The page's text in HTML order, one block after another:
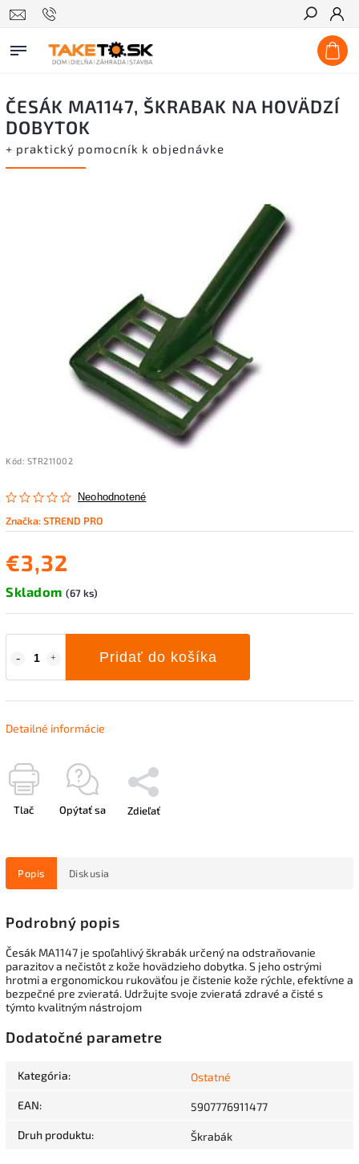
Hľadať
ČESÁK MA1147, ŠKRABAK NA HOVÄDZÍ
DOBYTOK
+ praktický pomocník k objednávke
Kód: STR211002
Neohodnotené
Značka:STREND PRO
€3,32
Skladom (67 ks)
Pridať do košíka
Detailné informácie
Tlač Opýtať sa Zdieľať
Popis Diskusia
Podrobný popis
Česák MA1147 je spoľahlivý škrabák určený na odstraňovanie
parazitov a nečistôt z kože hovädzieho dobytka. S jeho ostrými
hrotmi a ergonomickou rukoväťou je čistenie kože rýchle, efektívne a
bezpečné pre zvieratá. Udržujte svoje zvieratá zdravé a čisté s
týmto kvalitným nástrojom
Dodatočné parametre
Kategória: Ostatné
EAN: 5907776911477
Druh produktu: Škrabák